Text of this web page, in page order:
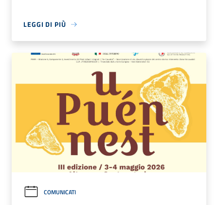
LEGGI DI PIÙ
COMUNICATI